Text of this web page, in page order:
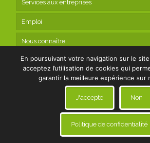
Services aux entreprises
Emploi
Nous connaître
Contact
© 2019 Reana| Mentions
En poursuivant votre navigation sur le
acceptez l’utilisation de cookies qui
garantir la meilleure expérience sur
J'accepte Non
Politique de confidentialité